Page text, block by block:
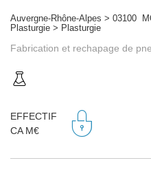
Auvergne-Rhône-Alpes > 03100
Plasturgie > Plasturgie
Fabrication et rechapage de
EFFECTIF
CA M€